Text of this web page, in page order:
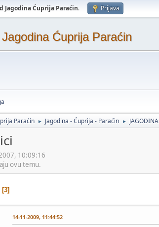
Jagodina Ćuprija Paraćin. Prijava
Ćuprija Paraćin
Paraćin ► Jagodina - Ćuprija - Paraćin ► JAGODINA
10:09:16
ovu temu.
3
14-11-2009, 11:44:52